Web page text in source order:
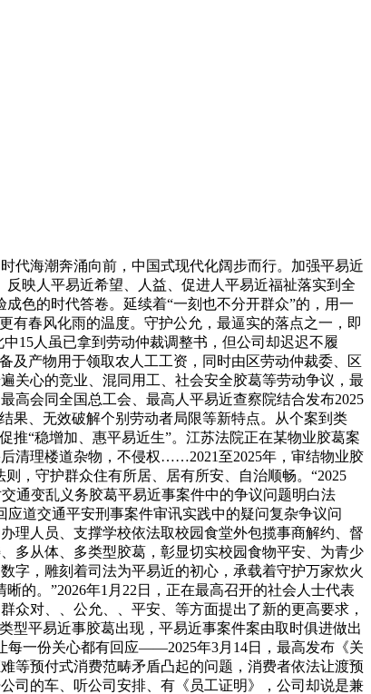
海潮奔涌向前，中国式现代化阔步而行。加强平易近
映人平易近希望、人益、促进人平易近福祉落实到全
色的时代答卷。延续着“一刻也不分开群众”的，用一
有春风化雨的温度。守护公允，最逼实的落点之一，即
15人虽已拿到劳动仲裁调整书，但公司却迟迟不履
及产物用于领取农人工工资，同时由区劳动仲裁委、区
关心的竞业、混同用工、社会安全胶葛等劳动争议，最
高会同全国总工会、最高人平易近查察院结合发布2025
果、无效破解个别劳动者局限等新特点。从个案到类
推“稳增加、惠平易近生”。江苏法院正在某物业胶葛案
清理楼道杂物，不侵权……2021至2025年，审结物业胶
，守护群众住有所居、居有所安、自治顺畅。“2025
通变乱义务胶葛平易近事案件中的争议问题明白法
道交通平安刑事案件审讯实践中的疑问复杂争议问
理人员、支撑学校依法取校园食堂外包揽事商解约、督
多从体、多类型胶葛，彰显切实校园食物平安、为青少
字，雕刻着司法为平易近的初心，承载着守护万家炊火
的。”2026年1月22日，正在最高召开的社会人士代表
众对、、公允、、平安、等方面提出了新的更高要求，
型平易近事胶葛出现，平易近事案件案由取时俱进做出
每一份关心都有回应——2025年3月14日，最高发布《关
等预付式消费范畴矛盾凸起的问题，消费者依法让渡预
司的车、听公司安排、有《员工证明》，公司却说是兼